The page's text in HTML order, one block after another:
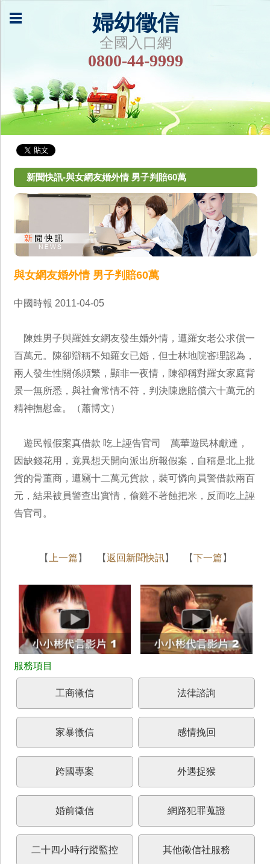
婦幼徵信
全國入口網
0800-44-9999
新聞快訊-與女網友婚外情 男子判賠60萬
與女網友婚外情 男子判賠60萬
中國時報 2011-04-05
陳姓男子與羅姓女網友發生婚外情，遭羅女老公求償一
百萬元。陳卻辯稱不知羅女已婚，但士林地院審理認為，
兩人發生性關係頻繁，顯非一夜情，陳卻稱對羅女家庭背
景一無所悉，與社會常情不符，判決陳應賠償六十萬元的
精神撫慰金。（蕭博文）
遊民報假案真借款 吃上誣告官司 萬華遊民林獻達，
因缺錢花用，竟異想天開向派出所報假案，自稱是北上批
貨的骨董商，遭竊十二萬元貨款，裝可憐向員警借款兩百
元，結果被員警查出實情，偷雞不著蝕把米，反而吃上誣
告官司。
【 上一篇 】 【返回新聞快訊】 【下一篇 】
工商徵信 法律諮詢
家暴徵信 感情挽回
跨國專案 外遇捉猴
婚前徵信 網路犯罪蒐證
二十四小時行蹤監控 其他徵信社服務